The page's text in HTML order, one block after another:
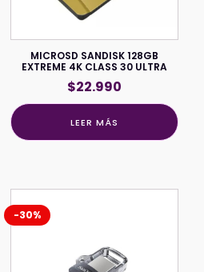
MICROSD SANDISK 128GB
EXTREME 4K CLASS 30 ULTRA
$22.990
LEER MÁS
-30%